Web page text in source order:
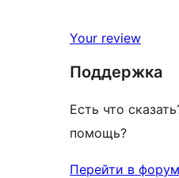
звездный
Your review
Поддержка
Есть что
помощь?
Перейти в